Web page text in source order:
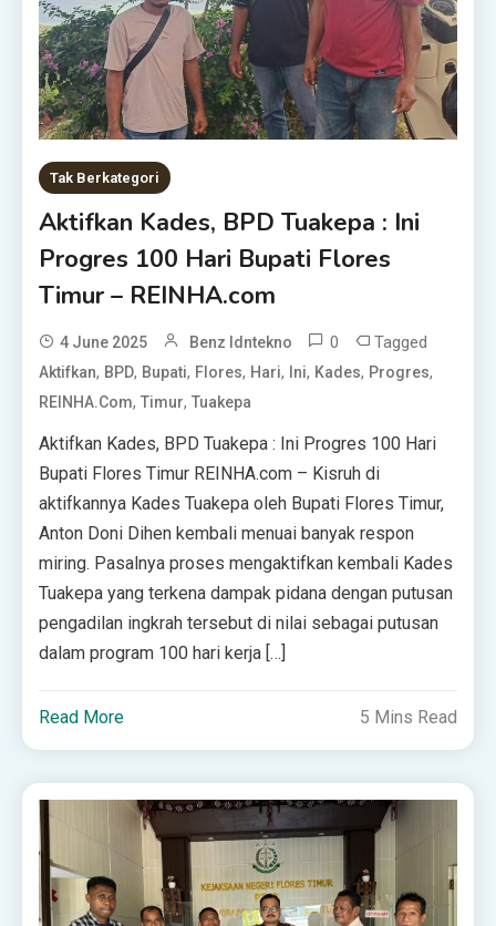
Tak Berkategori
Aktifkan Kades, BPD Tuakepa : Ini
Progres 100 Hari Bupati Flores
Timur – REINHA.com
4 June 2025 Benz Idntekno 0 Tagged
Aktifkan, BPD, Bupati, Flores, Hari, Ini, Kades, Progres,
REINHA.com,Timur,Tuakepa
Aktifkan Kades, BPD Tuakepa : Ini Progres 100 Hari
Bupati Flores Timur REINHA.com – Kisruh di
aktifkannya Kades Tuakepa oleh Bupati Flores Timur,
Anton Doni Dihen kembali menuai banyak respon
miring. Pasalnya proses mengaktifkan kembali Kades
Tuakepa yang terkena dampak pidana dengan putusan
pengadilan ingkrah tersebut di nilai sebagai putusan
dalam program 100 hari kerja […]
Read More 5 Mins Read